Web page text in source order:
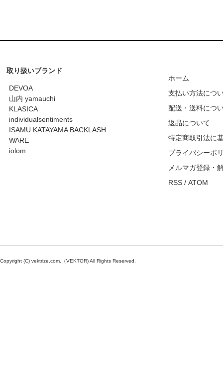
取り扱いブランド
DEVOA
山内 yamauchi
KLASICA
individualsentiments
ISAMU KATAYAMA BACKLASH
WARE
iolom
ホーム
支払い方法につ
配送・送料につ
返品について
特定商取引法に
プライバシーポ
メルマガ登録・
RSS / ATOM
Copyright (C) vektrize.com.（VEKTOR) All Rights Reserved.